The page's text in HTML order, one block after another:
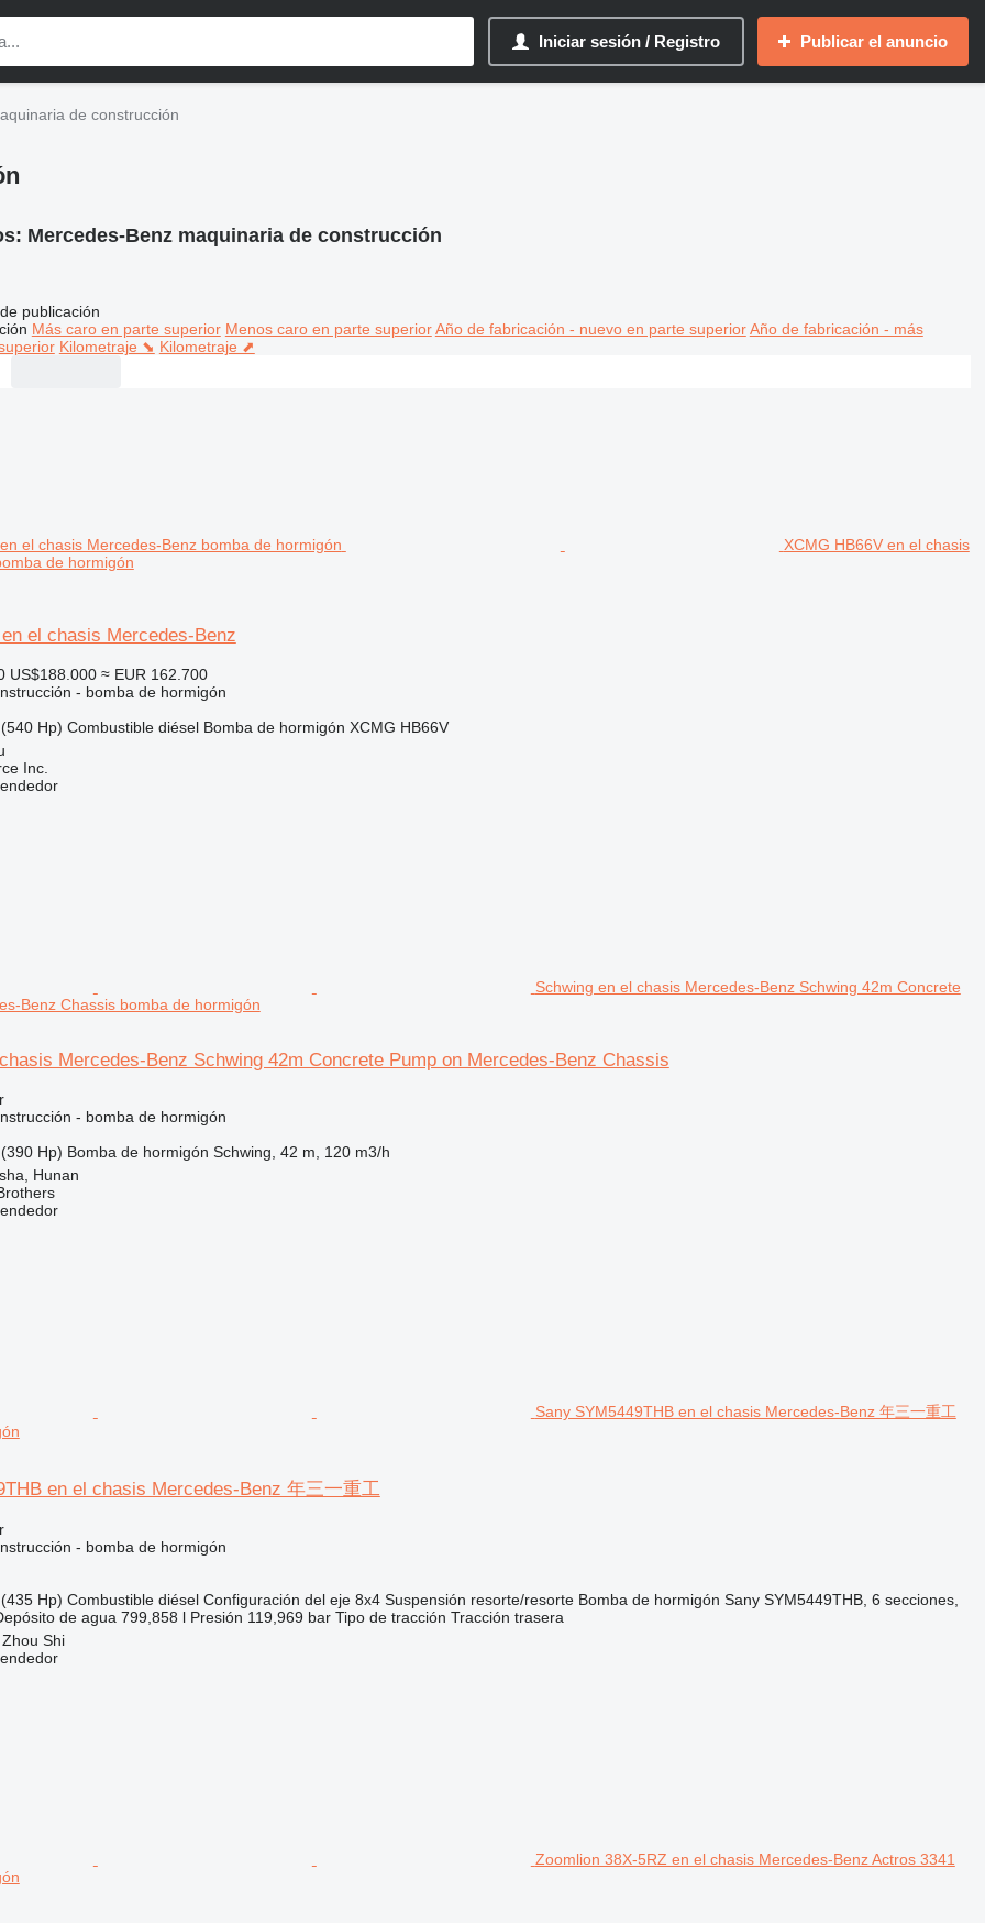
Iniciar sesión / Registro Publicar el anuncio
de construcción
Mercedes-Benz maquinaria de construcción
publicación
Más caro en parte superior Menos caro en parte superior Año de fabricación - nuevo en parte superior Año de fabricación - más
Kilometraje ⬊ Kilometraje ⬈
XCMG HB66V en el chasis
de hormigón
el chasis Mercedes-Benz
US$188.000 ≈ EUR 162.700
- bomba de hormigón
Hp) Combustible diésel Bomba de hormigón XCMG HB66V
Inc.
Schwing en el chasis Mercedes-Benz Schwing 42m Concrete
Benz Chassis bomba de hormigón
Mercedes-Benz Schwing 42m Concrete Pump on Mercedes-Benz Chassis
- bomba de hormigón
Hp) Bomba de hormigón Schwing, 42 m, 120 m3/h
Hunan
Sany SYM5449THB en el chasis Mercedes-Benz 年三一重工
en el chasis Mercedes-Benz 年三一重工
- bomba de hormigón
Hp) Combustible diésel Configuración del eje 8x4 Suspensión resorte/resorte Bomba de hormigón Sany SYM5449THB, 6 secciones,
de agua 799,858 l Presión 119,969 bar Tipo de tracción Tracción trasera
Shi
Zoomlion 38X-5RZ en el chasis Mercedes-Benz Actros 3341